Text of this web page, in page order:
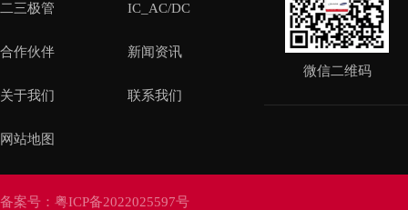
二三极管 IC_AC/DC
合作伙伴 新闻资讯
关于我们 联系我们
网站地图
微信二维码
备案号： 粤ICP备2022025597号